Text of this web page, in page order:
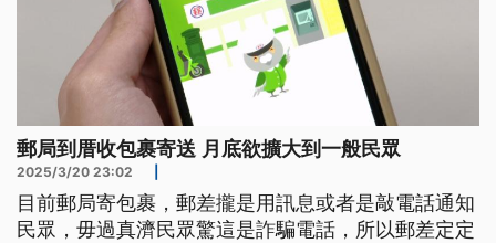
郵局到厝收包裹寄送 月底欲擴大到一般民眾
2025/3/20 23:02
目前郵局寄包裹，郵差攏是用訊息或者是敲電話通知
民眾，毋過真濟民眾驚這是詐騙電話，所以郵差定定